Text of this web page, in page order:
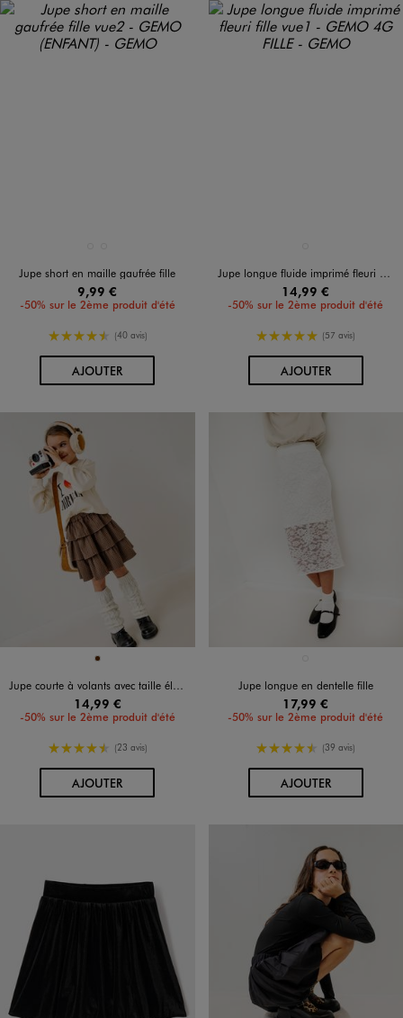
Jupe short en maille gaufrée fille
9,99 €
-50% sur le 2ème produit d'été
4.5/5 de moyenne
(40 avis)
AJOUTERAU PANIER
Jupe longue fluide imprimé fleuri fille
14,99 €
-50% sur le 2ème produit d'été
5/5 de moyenne
(57 avis)
AJOUTERAU PANIER
Disponible en 1 coloris
MARRON
Jupe courte à volants avec taille élastique fille
14,99 €
-50% sur le 2ème produit d'été
4.5/5 de moyenne
(23 avis)
AJOUTERAU PANIER
Jupe longue en dentelle fille
17,99 €
-50% sur le 2ème produit d'été
4.5/5 de moyenne
(39 avis)
AJOUTERAU PANIER